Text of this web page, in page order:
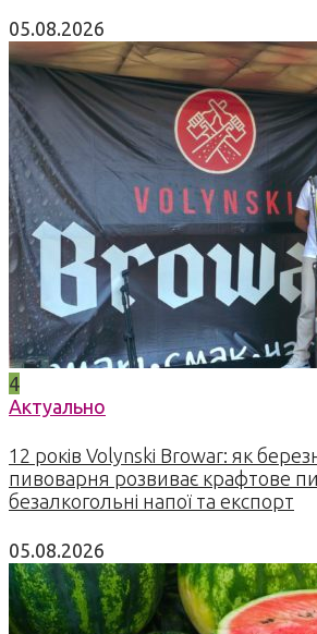
05.08.2026
4
Актуально
12 років Volynski Browar: як
пивоварня розвиває крафтове
безалкогольні напої та експорт
05.08.2026